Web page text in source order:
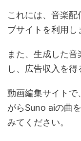
これには、音楽
ブサイトを利用し
また、生成した
し、広告収入を得
動画編集サイトで
がらSuno aiの曲
みてください。